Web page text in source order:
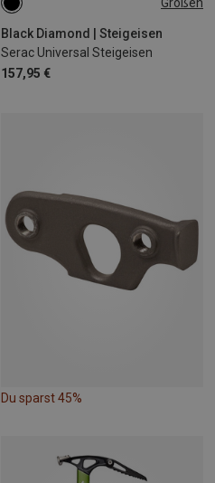
Black Diamond | Steigeisen
Serac Universal Steigeisen
157,95 €
UNIVERSAL
Du sparst 45%